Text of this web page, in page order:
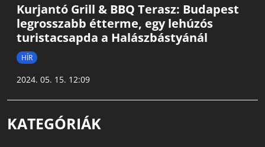
Kurjantó Grill & BBQ Terasz: Budapest
legrosszabb étterme, egy lehúzós
turistacsapda a Halászbástyánál
HÍR
2024. 05. 15. 12:09
KATEGÓRIÁK